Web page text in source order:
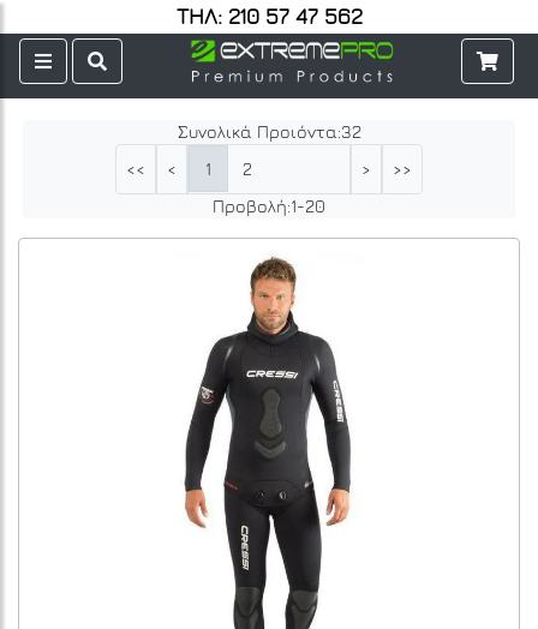
ΤΗΛ: 210 57 47 562
Συνολικά Προιόντα:32
<<
< 1 2 >
>>
Προβολή:1-20